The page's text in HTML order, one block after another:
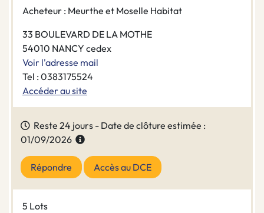
Acheteur : Meurthe et Moselle Habitat
33 BOULEVARD DE LA MOTHE
54010 NANCY cedex
Voir l'adresse mail
Tel : 0383175524
Accéder au site
Reste 24 jours - Date de clôture estimée :
01/09/2026
Répondre Accès au DCE
5 Lots